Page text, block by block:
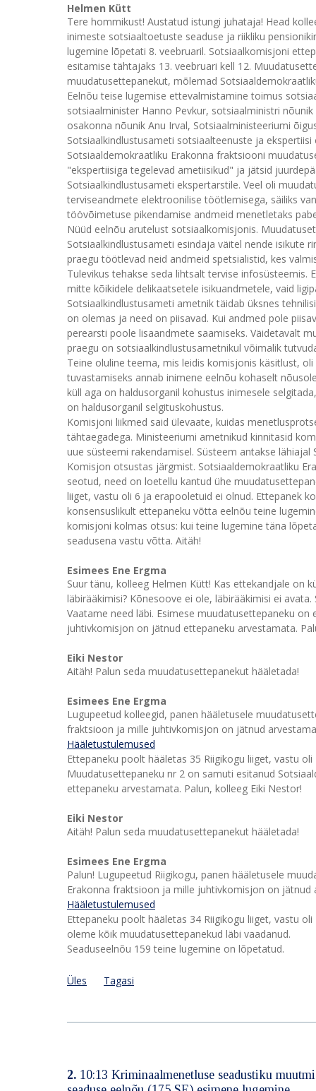
Helmen Kütt
Tere hommikust! Austatud istungi juhataja! Head
inimeste sotsiaaltoetuste seaduse ja riikliku
lugemine lõpetati 8. veebruaril. Sotsiaalkomisjoni
esitamise tähtajaks 13. veebruari kell 12.
muudatusettepanekut, mõlemad
Eelnõu teise lugemise ettevalmistamine toimus
sotsiaalminister Hanno Pevkur, sotsiaalministri
osakonna nõunik Anu Irval, Sotsiaalministeeriumi
Sotsiaalkindlustusameti sotsiaalteenuste ja
Sotsiaaldemokraatliku Erakonna fraktsiooni
"ekspertiisiga tegelevad ametiisikud" ja jätsid
Sotsiaalkindlustusameti ekspertarstile. Veel oli
terviseandmete elektroonilise töötlemisega, säiliks
töövõimetuse pikendamise andmeid menetletaks
Nüüd eelnõu arutelust sotsiaalkomisjonis.
Sotsiaalkindlustusameti esindaja väitel nende isikute
praegu töötlevad neid andmeid spetsialistid, kes
Tulevikus tehakse seda lihtsalt tervise infosüsteemis.
mitte kõikidele delikaatsetele isikuandmetele, vaid
Sotsiaalkindlustusameti ametnik täidab üksnes
on olemas ja need on piisavad. Kui andmed pole
perearsti poole lisaandmete saamiseks. Väidetavalt
praegu on sotsiaalkindlustusametnikul võimalik
Teine oluline teema, mis leidis komisjonis käsitlust,
tuvastamiseks annab inimene eelnõu kohaselt
küll aga on haldusorganil kohustus inimesele
on haldusorganil selgituskohustus.
Komisjoni liikmed said ülevaate, kuidas
tähtaegadega. Ministeeriumi ametnikud kinnitasid
uue süsteemi rakendamisel. Süsteem antakse lähiajal
Komisjon otsustas järgmist. Sotsiaaldemokraatliku
seotud, need on loetellu kantud ühe
liiget, vastu oli 6 ja erapooletuid ei olnud. Ettepanek
konsensuslikult ettepaneku võtta eelnõu teine
komisjoni kolmas otsus: kui teine lugemine täna
seadusena vastu võtta. Aitäh!
Esimees Ene Ergma
Suur tänu, kolleeg Helmen Kütt! Kas ettekandjale on
läbirääkimisi? Kõnesoove ei ole, läbirääkimisi ei
Vaatame need läbi. Esimese muudatusettepaneku
juhtivkomisjon on jätnud ettepaneku arvestamata.
Eiki Nestor
Aitäh! Palun seda muudatusettepanekut hääletada!
Esimees Ene Ergma
Lugupeetud kolleegid, panen hääletusele
fraktsioon ja mille juhtivkomisjon on jätnud
Hääletustulemused
Ettepaneku poolt hääletas 35 Riigikogu liiget, vastu
Muudatusettepaneku nr 2 on samuti esitanud
ettepaneku arvestamata. Palun, kolleeg Eiki Nestor!
Eiki Nestor
Aitäh! Palun seda muudatusettepanekut hääletada!
Esimees Ene Ergma
Palun! Lugupeetud Riigikogu, panen hääletusele
Erakonna fraktsioon ja mille juhtivkomisjon on jätnud
Hääletustulemused
Ettepaneku poolt hääletas 34 Riigikogu liiget, vastu
oleme kõik muudatusettepanekud läbi vaadanud.
Seaduseelnõu 159 teine lugemine on lõpetatud.
Üles Tagasi
2. 10:13 Kriminaalmenetluse seadustiku